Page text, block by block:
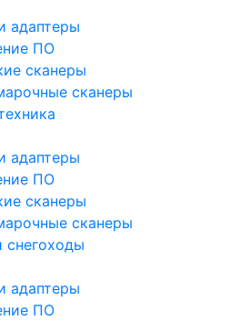
адаптеры
ПО
сканеры
сканеры
адаптеры
ПО
сканеры
сканеры
адаптеры
ПО